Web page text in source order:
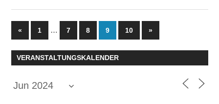
Seitennummerierung
der
Beiträge
«Vorherige
Beiträge
1 … 7 8 9 10
Nächste
Beiträge
»
VERANSTALTUNGSKALENDER